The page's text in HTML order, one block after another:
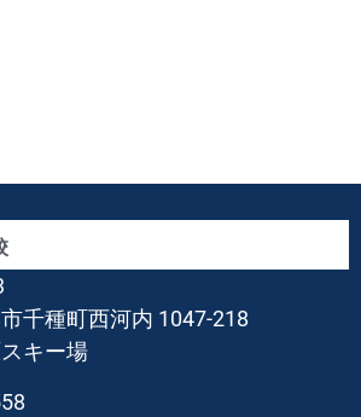
千種町西河内 1047-218
キー場